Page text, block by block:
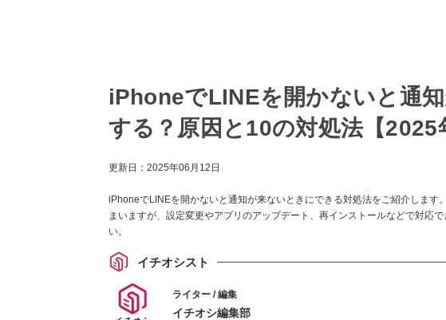
iPhoneでLINEを開かないと通
する？原因と10の対処法【2025
更新日： 2025年06月12日
iPhoneでLINEを開かないと通知が来ないときにできる対処法をご紹介します
まいますが、設定変更やアプリのアップデート、再インストールなどで対応
い。
イチオシスト
ライター / 編集
イチオシ編集部